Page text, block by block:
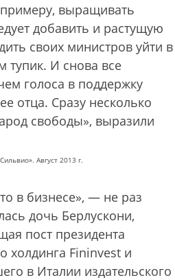
выращивать
добавить и растущую
своих министров уйти в
тупик. И снова все
голоса в поддержку
отца. Сразу несколько
свободы», выразили
Август 2013 г.
в бизнесе», — не раз
дочь Берлускони,
пост президента
холдинга Fininvest и
в Италии издательского